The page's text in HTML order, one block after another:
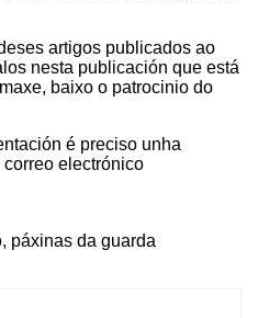
artigos publicados ao
nesta publicación que está
baixo o patrocinio do
é preciso unha
electrónico
, páxinas da guarda